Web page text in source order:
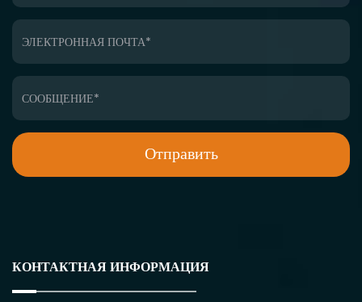
КОНТАКТНАЯ ИНФОРМАЦИЯ